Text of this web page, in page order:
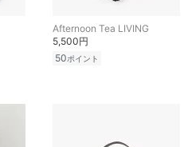
Afternoon Tea LIVING
5,500円
50ポイント